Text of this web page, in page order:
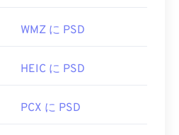
WMZ に PSD
HEIC に PSD
PCX に PSD